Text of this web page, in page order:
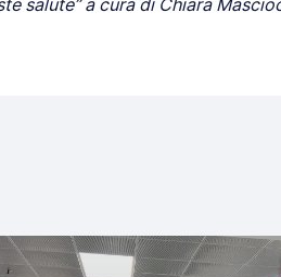
salute” a cura di Chiara